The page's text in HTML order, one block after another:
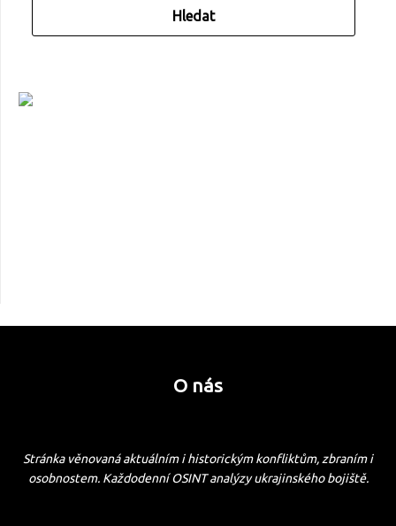
O nás
Stránka věnovaná aktuálním i historickým konfliktům, zbraním i
osobnostem. Každodenní OSINT analýzy ukrajinského bojiště.